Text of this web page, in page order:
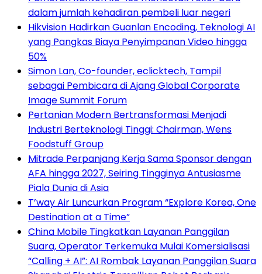
dalam jumlah kehadiran pembeli luar negeri
Hikvision Hadirkan Guanlan Encoding, Teknologi AI
yang Pangkas Biaya Penyimpanan Video hingga
50%
Simon Lan, Co-founder, eclicktech, Tampil
sebagai Pembicara di Ajang Global Corporate
Image Summit Forum
Pertanian Modern Bertransformasi Menjadi
Industri Berteknologi Tinggi: Chairman, Wens
Foodstuff Group
Mitrade Perpanjang Kerja Sama Sponsor dengan
AFA hingga 2027, Seiring Tingginya Antusiasme
Piala Dunia di Asia
T’way Air Luncurkan Program “Explore Korea, One
Destination at a Time”
China Mobile Tingkatkan Layanan Panggilan
Suara, Operator Terkemuka Mulai Komersialisasi
“Calling + AI”: AI Rombak Layanan Panggilan Suara